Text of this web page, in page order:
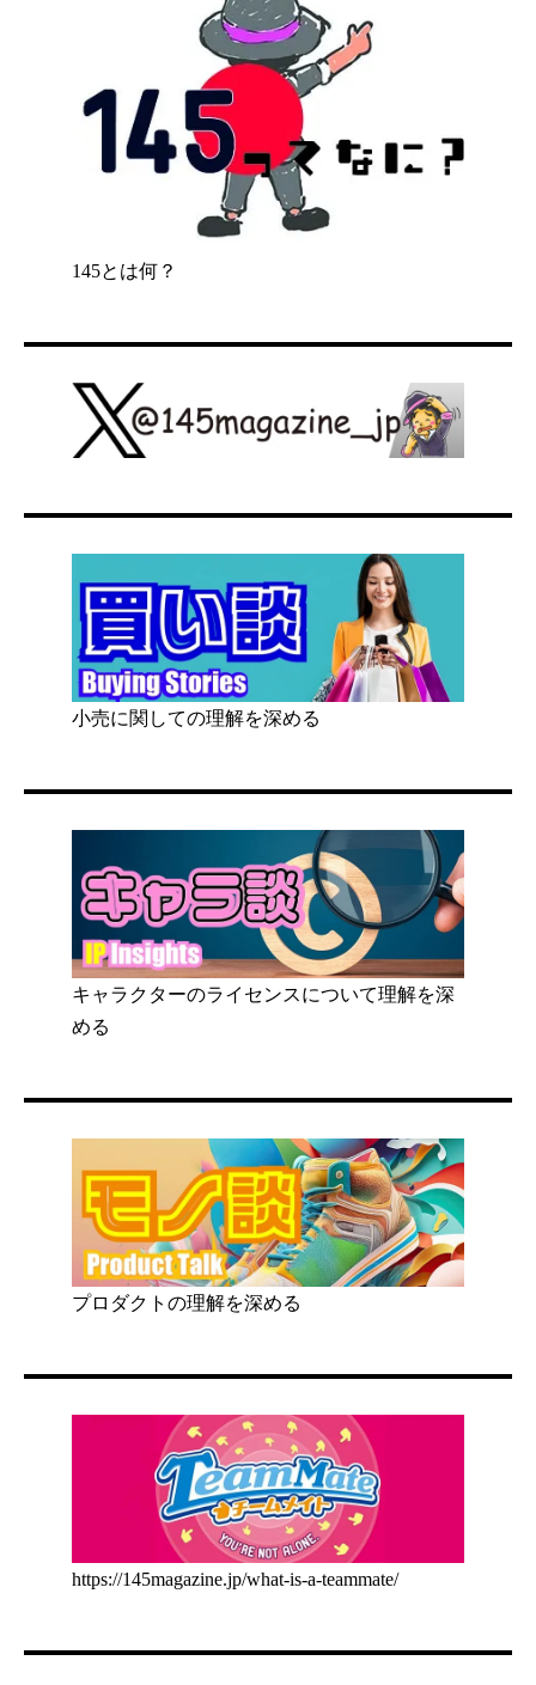
145とは何？
小売に関しての理解を深める
キャラクターのライセンスについて理解を深
める
プロダクトの理解を深める
https://145magazine.jp/what-is-a-teammate/